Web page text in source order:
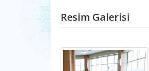
Resim Galerisi